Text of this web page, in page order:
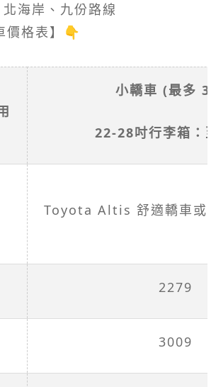
海岸、九份路線
價格表】👇
小轎車 (最多
22-28吋行李箱
Toyota Altis 舒適轎車或
2279
3009